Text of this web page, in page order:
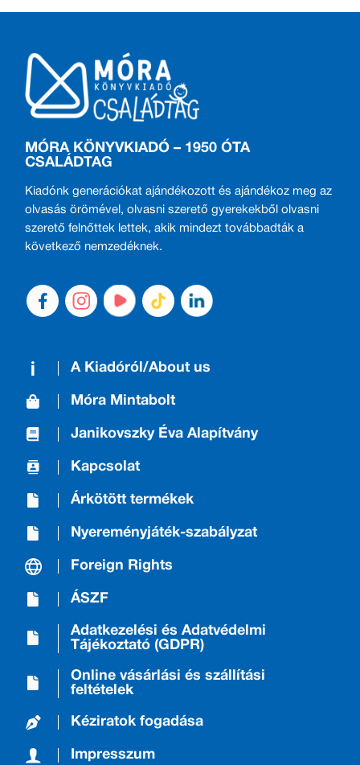
MÓRA KÖNYVKIADÓ – 1950 ÓTA
CSALÁDTAG
Kiadónk generációkat ajándékozott és ajándékoz meg az
olvasás örömével, olvasni szerető gyerekekből olvasni
szerető felnőttek lettek, akik mindezt továbbadták a
következő nemzedéknek.
A Kiadóról/About us
Móra Mintabolt
Janikovszky Éva Alapítvány
Kapcsolat
Árkötött termékek
Nyereményjáték-szabályzat
Foreign Rights
ÁSZF
Adatkezelési és Adatvédelmi
Tájékoztató (GDPR)
Online vásárlási és szállítási
feltételek
Kéziratok fogadása
Impresszum